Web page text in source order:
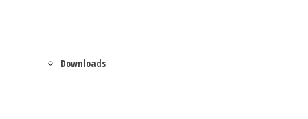
Downloads